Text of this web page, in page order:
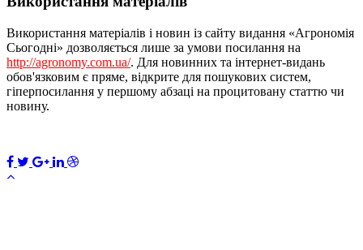
Використання матеріалів і новин із сайту видання «Агрономія
Сьогодні» дозволяється лише за умови посилання на
http://agronomy.com.ua/. Для новинних та інтернет-видань
обов'язковим є пряме, відкрите для пошукових систем,
гіперпосилання у першому абзаці на процитовану статтю чи
новину.